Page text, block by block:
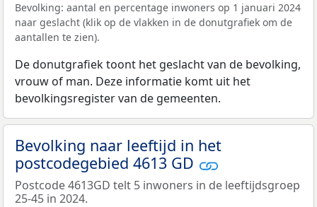
Bevolking: aantal en percentage inwoners op 1 januari 2024
naar geslacht (klik op de vlakken in de donutgrafiek om de
aantallen te zien).
De donutgrafiek toont het geslacht van de bevolking,
vrouw of man. Deze informatie komt uit het
bevolkingsregister van de gemeenten.
Bevolking naar leeftijd in het
postcodegebied 4613 GD
Postcode 4613GD telt 5 inwoners in de leeftijdsgroep
25-45 in 2024.